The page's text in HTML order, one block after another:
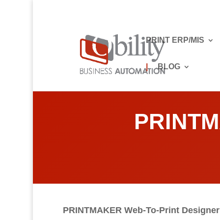
PRINT ERP/MIS
| BLOG
»PRINTMAKER»Designer
PRINTMAKER Web-To-Print